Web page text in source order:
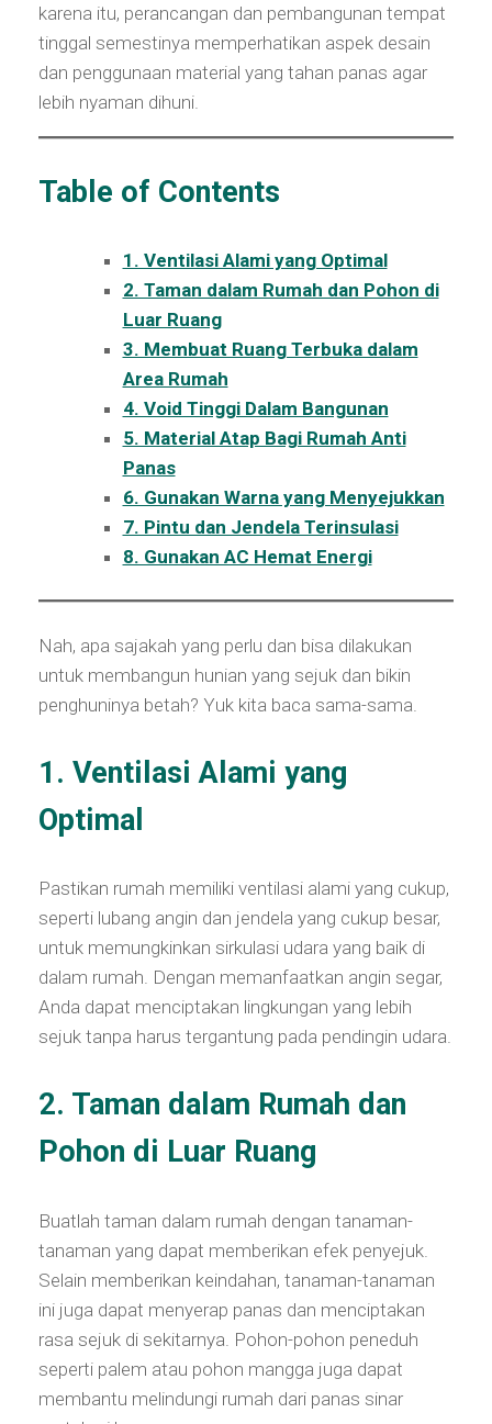
karena itu, perancangan dan pembangunan tempat
tinggal semestinya memperhatikan aspek desain
dan penggunaan material yang tahan panas agar
lebih nyaman dihuni.
Table of Contents
1. Ventilasi Alami yang Optimal
2. Taman dalam Rumah dan Pohon di
Luar Ruang
3. Membuat Ruang Terbuka dalam
Area Rumah
4. Void Tinggi Dalam Bangunan
5. Material Atap Bagi Rumah Anti
Panas
6. Gunakan Warna yang Menyejukkan
7. Pintu dan Jendela Terinsulasi
8. Gunakan AC Hemat Energi
Nah, apa sajakah yang perlu dan bisa dilakukan
untuk membangun hunian yang sejuk dan bikin
penghuninya betah? Yuk kita baca sama-sama.
1. Ventilasi Alami yang
Optimal
Pastikan rumah memiliki ventilasi alami yang cukup,
seperti lubang angin dan jendela yang cukup besar,
untuk memungkinkan sirkulasi udara yang baik di
dalam rumah. Dengan memanfaatkan angin segar,
Anda dapat menciptakan lingkungan yang lebih
sejuk tanpa harus tergantung pada pendingin udara.
2. Taman dalam Rumah dan
Pohon di Luar Ruang
Buatlah taman dalam rumah dengan tanaman-
tanaman yang dapat memberikan efek penyejuk.
Selain memberikan keindahan, tanaman-tanaman
ini juga dapat menyerap panas dan menciptakan
rasa sejuk di sekitarnya. Pohon-pohon peneduh
seperti palem atau pohon mangga juga dapat
membantu melindungi rumah dari panas sinar